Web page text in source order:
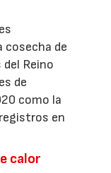
cosecha de
Reino
de
como la
en
calor